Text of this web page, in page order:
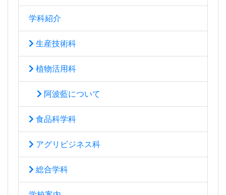
学科紹介
生産技術科
植物活用科
阿波藍について
食品科学科
アグリビジネス科
総合学科